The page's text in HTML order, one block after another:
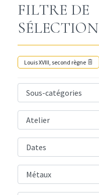
FILTRE DE
SÉLECTION
Louis XVIII, second règne